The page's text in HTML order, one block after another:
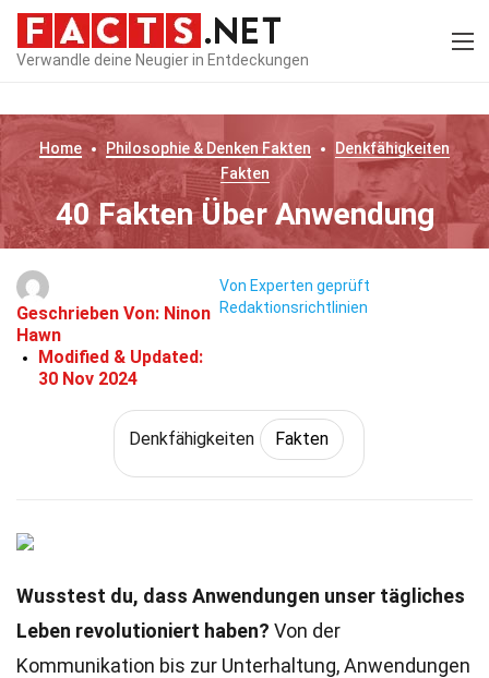
Verwandle deine Neugier in Entdeckungen
Home Philosophie & Denken Fakten
Denkfähigkeiten
Fakten
40 Fakten Über Anwendung
Geschrieben Von: Ninon
Hawn
Modified & Updated:
30 Nov 2024
Von Experten geprüft
Redaktionsrichtlinien
Denkfähigkeiten Fakten
Wusstest du, dass Anwendungen unser tägliches
Leben revolutioniert haben? Von der
Kommunikation bis zur Unterhaltung, Anwendungen